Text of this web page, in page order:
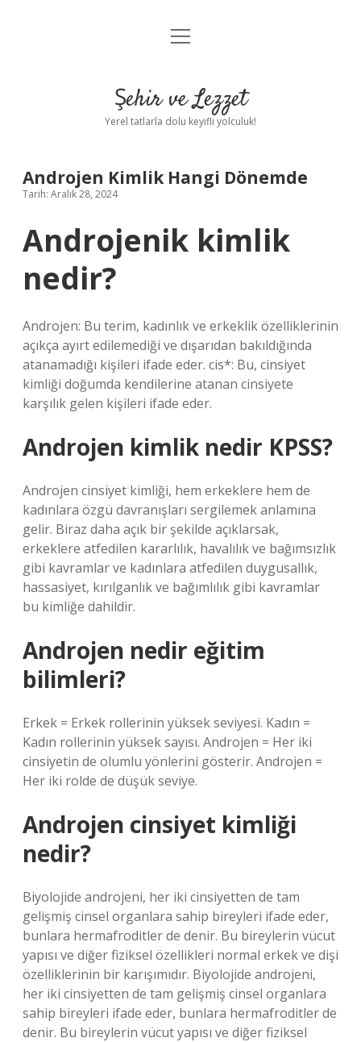
Anasayfa
Yasal Uyarı
menüyü
Şehir ve Lezzet
Yerel tatlarla dolu keyifli yolculuk!
Androjen Kimlik Hangi Dönemde
Tarih: Aralık 28, 2024
Androjenik kimlik
nedir?
Androjen: Bu terim, kadınlık ve erkeklik özelliklerinin
açıkça ayırt edilemediği ve dışarıdan bakıldığında
atanamadığı kişileri ifade eder. cis*: Bu, cinsiyet
kimliği doğumda kendilerine atanan cinsiyete
karşılık gelen kişileri ifade eder.
Androjen kimlik nedir KPSS?
Androjen cinsiyet kimliği, hem erkeklere hem de
kadınlara özgü davranışları sergilemek anlamına
gelir. Biraz daha açık bir şekilde açıklarsak,
erkeklere atfedilen kararlılık, havalılık ve bağımsızlık
gibi kavramlar ve kadınlara atfedilen duygusallık,
hassasiyet, kırılganlık ve bağımlılık gibi kavramlar
bu kimliğe dahildir.
Androjen nedir eğitim
bilimleri?
Erkek = Erkek rollerinin yüksek seviyesi. Kadın =
Kadın rollerinin yüksek sayısı. Androjen = Her iki
cinsiyetin de olumlu yönlerini gösterir. Androjen =
Her iki rolde de düşük seviye.
Androjen cinsiyet kimliği
nedir?
Biyolojide androjeni, her iki cinsiyetten de tam
gelişmiş cinsel organlara sahip bireyleri ifade eder,
bunlara hermafroditler de denir. Bu bireylerin vücut
yapısı ve diğer fiziksel özellikleri normal erkek ve dişi
özelliklerinin bir karışımıdır. Biyolojide androjeni,
her iki cinsiyetten de tam gelişmiş cinsel organlara
sahip bireyleri ifade eder, bunlara hermafroditler de
denir. Bu bireylerin vücut yapısı ve diğer fiziksel